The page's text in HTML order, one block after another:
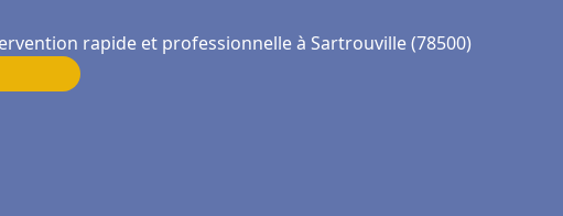
rapide et professionnelle à Sartrouville (78500)